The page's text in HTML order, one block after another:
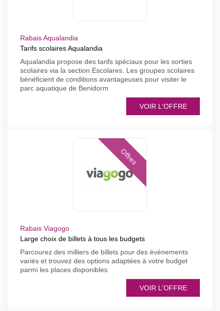
Rabais Aqualandia
Tarifs scolaires Aqualandia
Aqualandia propose des tarifs spéciaux pour les sorties
scolaires via la section Escolares. Les groupes scolaires
bénéficient de conditions avantageuses pour visiter le
parc aquatique de Benidorm
VOIR L'OFFRE
Offres
Rabais Viagogo
Large choix de billets à tous les budgets
Parcourez des milliers de billets pour des événements
variés et trouvez des options adaptées à votre budget
parmi les places disponibles
VOIR L'OFFRE